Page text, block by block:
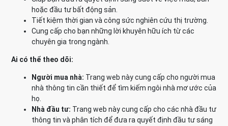
hoặc đầu tư bất động sản.
Tiết kiệm thời gian và công sức nghiên cứu thị trường.
Cung cấp cho bạn những lời khuyên hữu ích từ các
chuyên gia trong ngành.
Ai có thể theo dõi:
Người mua nhà: Trang web này cung cấp cho người mua
nhà thông tin cần thiết để tìm kiếm ngôi nhà mơ ước của
họ.
Nhà đầu tư: Trang web này cung cấp cho các nhà đầu tư
thông tin và phân tích để đưa ra quyết định đầu tư sáng